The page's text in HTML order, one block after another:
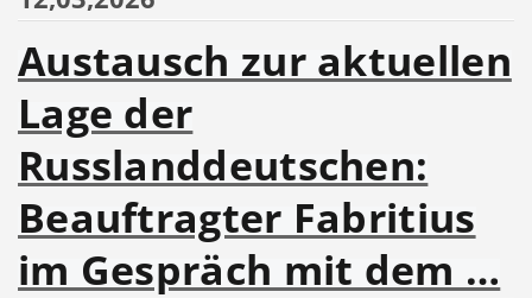
Austausch zur aktuellen
Lage der
Russlanddeutschen:
Beauftragter Fabritius
im Gespräch mit dem …